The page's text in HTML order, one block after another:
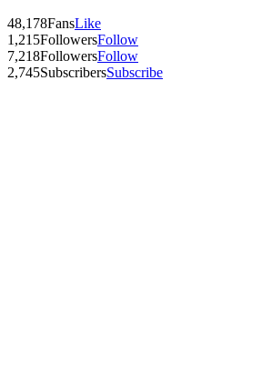
48,178FansLike
1,215FollowersFollow
7,218FollowersFollow
2,745SubscribersSubscribe